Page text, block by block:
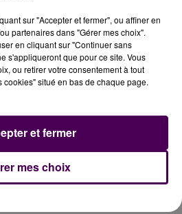
sur "Accepter et fermer", ou affiner en
partenaires dans "Gérer mes choix".
en cliquant sur "Continuer sans
s'appliqueront que pour ce site. Vous
ou retirer votre consentement à tout
situé en bas de chaque page.
mes choix
et fermer